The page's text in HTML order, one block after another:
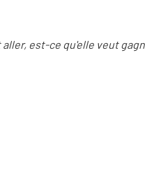
est-ce qu'elle veut